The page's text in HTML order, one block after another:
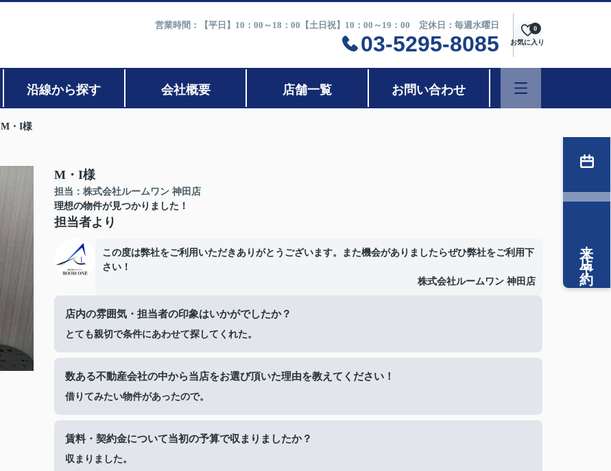
営業時間：【平日】10：00～18：00【土日祝】10：00～19：00 定休日：毎週水曜日
03-5295-8085 お気に入り
0
沿線から探す 会社概要 店舗一覧 お問い合わせ
M・I様
M・I様
担当：株式会社ルームワン 神田店
理想の物件が見つかりました！
担当者より
この度は弊社をご利用いただきありがとうございます。また機会がありましたらぜひ弊社をご利用下
さい！
株式会社ルームワン 神田店
店内の雰囲気・担当者の印象はいかがでしたか？
とても親切で条件にあわせて探してくれた。
数ある不動産会社の中から当店をお選び頂いた理由を教えてください！
借りてみたい物件があったので。
賃料・契約金について当初の予算で収まりましたか？
収まりました。
来店予約